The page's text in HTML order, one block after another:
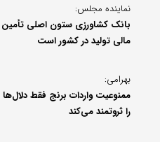
نماینده مجلس:
بانک کشاورزی ستون اصلی تأمین
مالی تولید در کشور است
بهرامی:
ممنوعیت واردات برنج فقط دلال‌ها
را ثروتمند می‌کند